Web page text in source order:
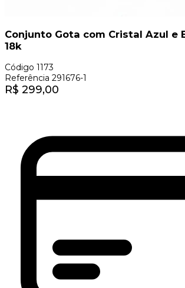
Conjunto Gota com Cristal Azul e
18k
Código 1173
Referência 291676-1
R$ 299,00